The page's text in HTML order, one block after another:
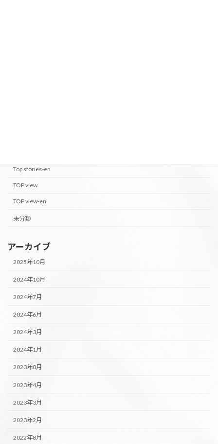
Top stories-en
TOP view
TOP view-en
未分類
アーカイブ
2025年10月
2024年10月
2024年7月
2024年6月
2024年3月
2024年1月
2023年8月
2023年4月
2023年3月
2023年2月
2022年8月